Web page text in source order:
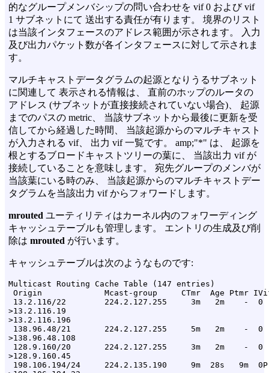
的なグループメンバシップの問い合わせを vif 0 および vif
1 サブネットにて 送出する責任が有ります。 境界のリスト
は当該インタフェースのアドレス範囲が示されます。 入力
及び出力パケット数が各インタフェースに対して示されま
す。
マルチキャストデータグラムの起源となりうるサブネット
に関連して 表示される情報は、 直前のホップのルータの
アドレス (サブネットが直接接続されていない場合)、 起源
までのパスの metric、 当該サブネットから最後に更新を受
信してから経過した時間、 当該起源からのマルチキャスト
が入力される vif、 出力 vif 一覧です。 amp;"*" は、 起源を
根とするブロードキャストツリーの葉に、 当該出力 vif が
接続していることを意味します。 宛先グループのメンバが
当該葉にいる時のみ、 当該起源からのマルチキャストデー
タグラムを当該出力 vif からフォワードします。
mrouted ユーティリティはカーネル内のフォワーディング
キャッシュテーブルも管理します。 エントリの生成及び削
除は mrouted が行います。
キャッシュテーブルは次のようなものです:
Multicast Routing Cache Table (147 entries)
Origin             Mcast-group     CTmr  Age Ptmr
13.2.116/22        224.2.127.255     3m   2m    -  0
>13.2.116.19
>13.2.116.196
138.96.48/21       224.2.127.255     5m   2m    -
>138.96.48.108
128.9.160/20       224.2.127.255     3m   2m    -
>128.9.160.45
198.106.194/24     224.2.135.190     9m  28s   9m  0P